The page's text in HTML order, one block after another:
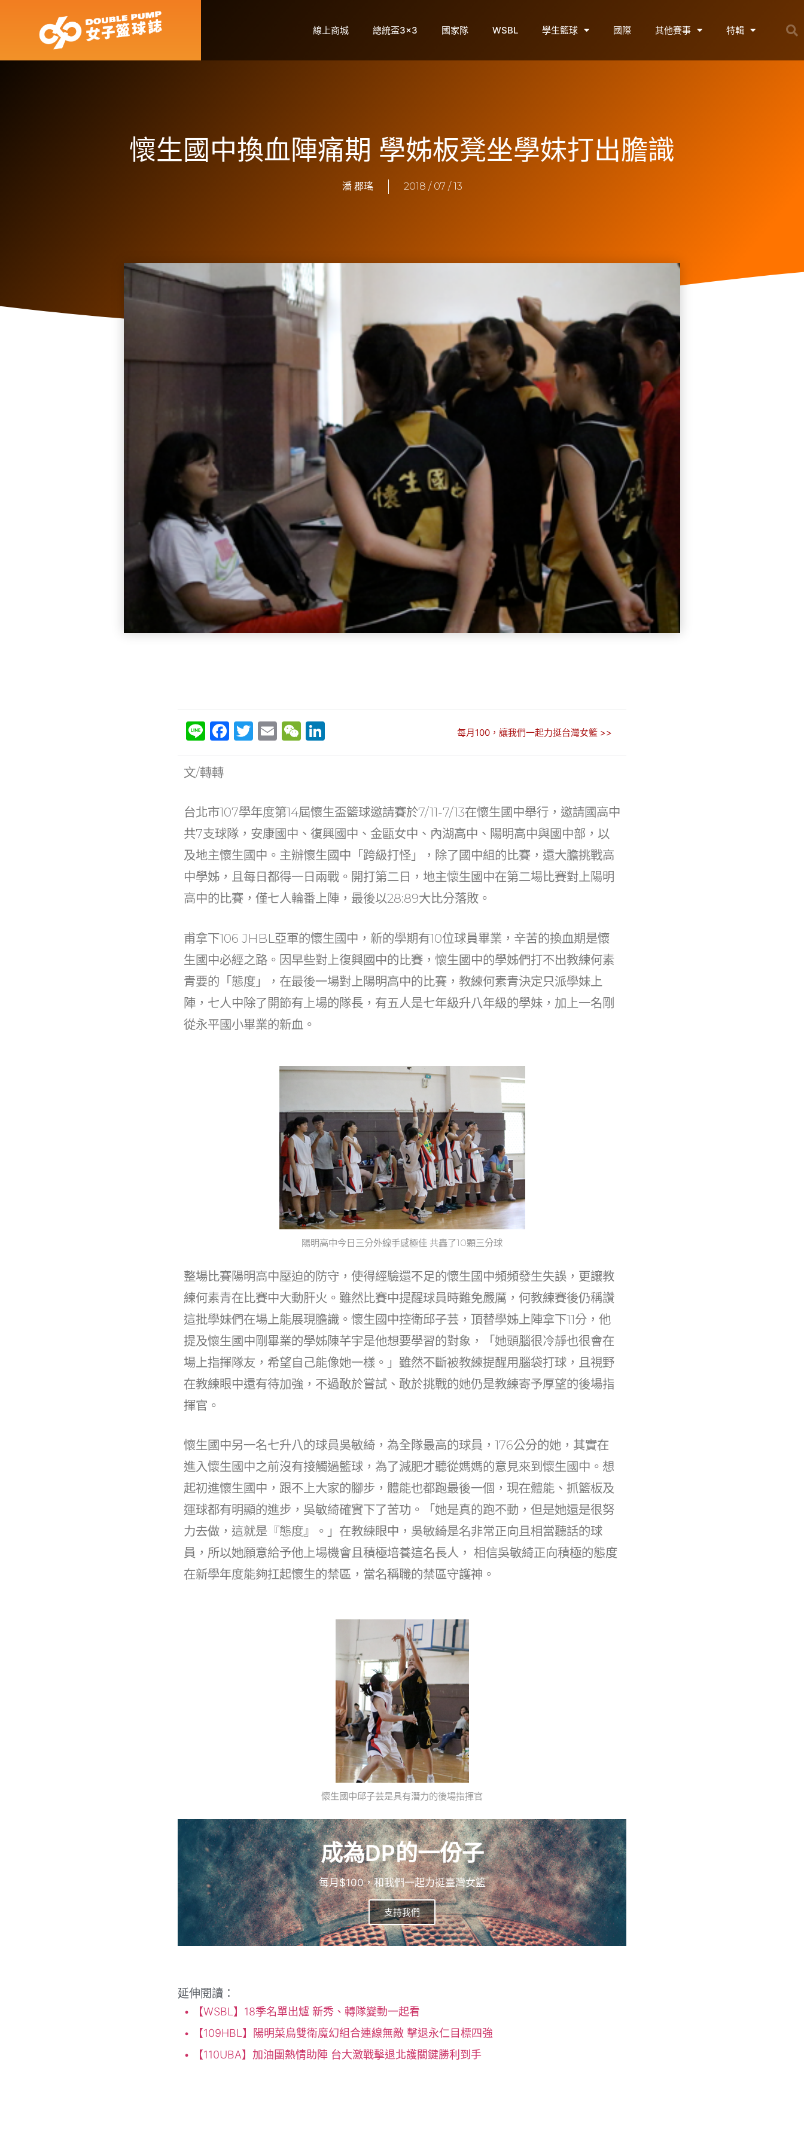
線上商城 總統盃3×3 國家隊 WSBL 學生籃球 國際 其他賽事 特輯
懷生國中換血陣痛期 學姊板凳坐學妹打出膽識
潘 郡瑤 2018 / 07 / 13
Li
e
F
b
o
o
k
T
E
W
at dI
n
每月100，讓我們一起力挺台灣女籃 >>
文/轉轉
台北市107學年度第14屆懷生盃籃球邀請賽於7/11-7/13在懷生國中舉行，邀請國高中
共7支球隊，安康國中、復興國中、金甌女中、內湖高中、陽明高中與國中部，以
及地主懷生國中。主辦懷生國中「跨級打怪」，除了國中組的比賽，還大膽挑戰高
中學姊，且每日都得一日兩戰。開打第二日，地主懷生國中在第二場比賽對上陽明
高中的比賽，僅七人輪番上陣，最後以28:89大比分落敗。
甫拿下106 JHBL亞軍的懷生國中，新的學期有10位球員畢業，辛苦的換血期是懷
生國中必經之路。因早些對上復興國中的比賽，懷生國中的學姊們打不出教練何素
青要的「態度」，在最後一場對上陽明高中的比賽，教練何素青決定只派學妹上
陣，七人中除了開節有上場的隊長，有五人是七年級升八年級的學妹，加上一名剛
從永平國小畢業的新血。
陽明高中今日三分外線手感極佳 共轟了10顆三分球
整場比賽陽明高中壓迫的防守，使得經驗還不足的懷生國中頻頻發生失誤，更讓教
練何素青在比賽中大動肝火。雖然比賽中提醒球員時難免嚴厲，何教練賽後仍稱讚
這批學妹們在場上能展現膽識。懷生國中控衛邱子芸，頂替學姊上陣拿下11分，他
提及懷生國中剛畢業的學姊陳芊宇是他想要學習的對象，「她頭腦很冷靜也很會在
場上指揮隊友，希望自己能像她一樣。」雖然不斷被教練提醒用腦袋打球，且視野
在教練眼中還有待加強，不過敢於嘗試、敢於挑戰的她仍是教練寄予厚望的後場指
揮官。
懷生國中另一名七升八的球員吳敏綺，為全隊最高的球員，176公分的她，其實在
進入懷生國中之前沒有接觸過籃球，為了減肥才聽從媽媽的意見來到懷生國中。想
起初進懷生國中，跟不上大家的腳步，體能也都跑最後一個，現在體能、抓籃板及
運球都有明顯的進步，吳敏綺確實下了苦功。「她是真的跑不動，但是她還是很努
力去做，這就是『態度』。」在教練眼中，吳敏綺是名非常正向且相當聽話的球
員，所以她願意給予他上場機會且積極培養這名長人， 相信吳敏綺正向積極的態度
在新學年度能夠扛起懷生的禁區，當名稱職的禁區守護神。
懷生國中邱子芸是具有潛力的後場指揮官
成為DP的一份子
每月$100，和我們一起力挺臺灣女籃
支持我們
延伸閱讀：
【WSBL】18季名單出爐 新秀、轉隊變動一起看
【109HBL】陽明菜鳥雙衛魔幻組合連線無敵 擊退永仁目標四強
【110UBA】加油團熱情助陣 台大激戰擊退北護關鍵勝利到手